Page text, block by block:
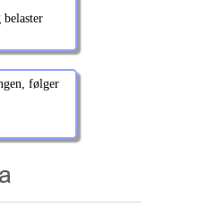
følger